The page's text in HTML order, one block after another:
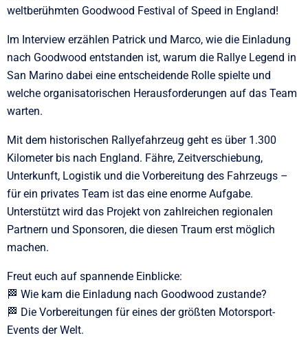
weltberühmten Goodwood Festival of Speed in England!
Im Interview erzählen Patrick und Marco, wie die Einladung
nach Goodwood entstanden ist, warum die Rallye Legend in
San Marino dabei eine entscheidende Rolle spielte und
welche organisatorischen Herausforderungen auf das Team
warten.
Mit dem historischen Rallyefahrzeug geht es über 1.300
Kilometer bis nach England. Fähre, Zeitverschiebung,
Unterkunft, Logistik und die Vorbereitung des Fahrzeugs –
für ein privates Team ist das eine enorme Aufgabe.
Unterstützt wird das Projekt von zahlreichen regionalen
Partnern und Sponsoren, die diesen Traum erst möglich
machen.
Freut euch auf spannende Einblicke:
🏁 Wie kam die Einladung nach Goodwood zustande?
🏁 Die Vorbereitungen für eines der größten Motorsport-
Events der Welt.